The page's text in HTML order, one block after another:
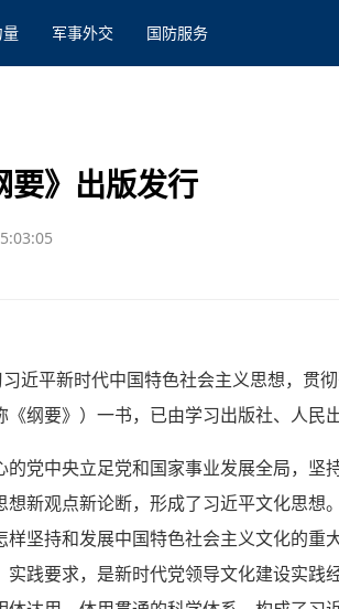
军事外交 国防服务
要》出版发行
平新时代中国特色社会主义思想，贯
纲要》）一书，已由学习出版社、人民
党中央立足党和国家事业发展全局，坚
新观点新论断，形成了习近平文化思想
坚持和发展中国特色社会主义文化的重
践要求，是新时代党领导文化建设实践